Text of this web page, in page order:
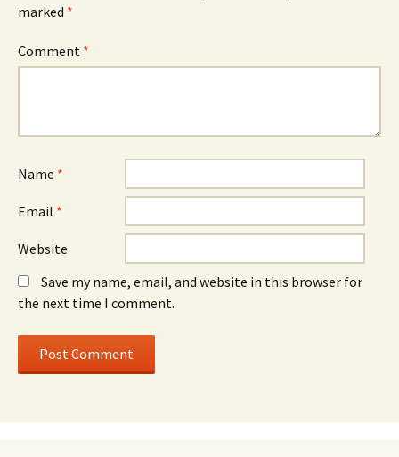
marked *
Comment *
Name *
Email *
Website
Save my name, email, and website in this browser for
the next time I comment.